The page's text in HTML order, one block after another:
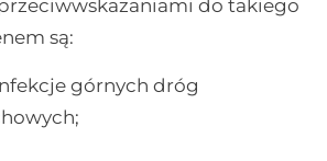
do takiego
są:
górnych dróg